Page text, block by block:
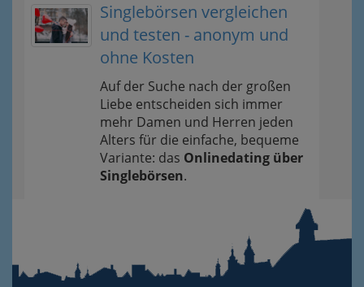
Singlebörsen vergleichen
und testen - anonym und
ohne Kosten
Auf der Suche nach der großen
Liebe entscheiden sich immer
mehr Damen und Herren jeden
Alters für die einfache, bequeme
Variante: das Onlinedating über
Singlebörsen.